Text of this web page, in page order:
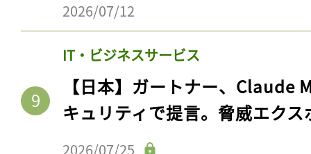
2026/07/12
IT・ビジネスサービス
【日本】ガートナー、Claude
キュリティで提言。脅威エク
2026/07/25